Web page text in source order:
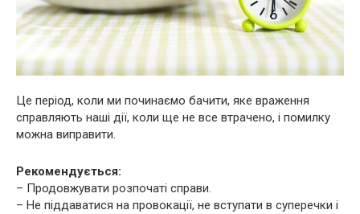
Це період, коли ми починаємо бачити, яке враження
справляють наші дії, коли ще не все втрачено, і помилку
можна виправити.
Рекомендується:
– Продовжувати розпочаті справи.
– Не піддаватися на провокації, не вступати в суперечки і